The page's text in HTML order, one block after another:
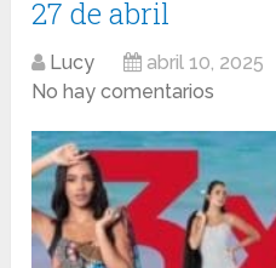
27 de abril
Lucy abril 10, 2025
No hay comentarios